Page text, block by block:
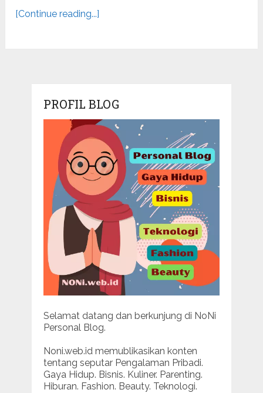
[Continue reading...]
PROFIL BLOG
Selamat datang dan berkunjung di NoNi
Personal Blog.
Noni.web.id memublikasikan konten
tentang seputar Pengalaman Pribadi.
Gaya Hidup. Bisnis. Kuliner. Parenting.
Hiburan. Fashion. Beauty. Teknologi.